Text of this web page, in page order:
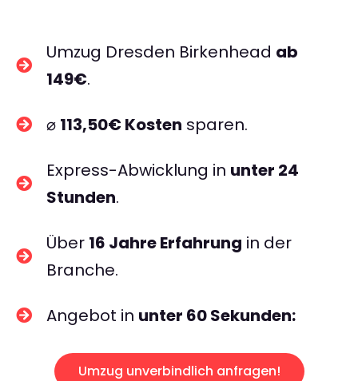
Umzug Dresden Birkenhead ab
149€.
⌀ 113,50€ Kosten sparen.
Express-Abwicklung in unter 24
Stunden.
Über 16 Jahre Erfahrung in der
Branche.
Angebot in unter 60 Sekunden:
Umzug unverbindlich anfragen!